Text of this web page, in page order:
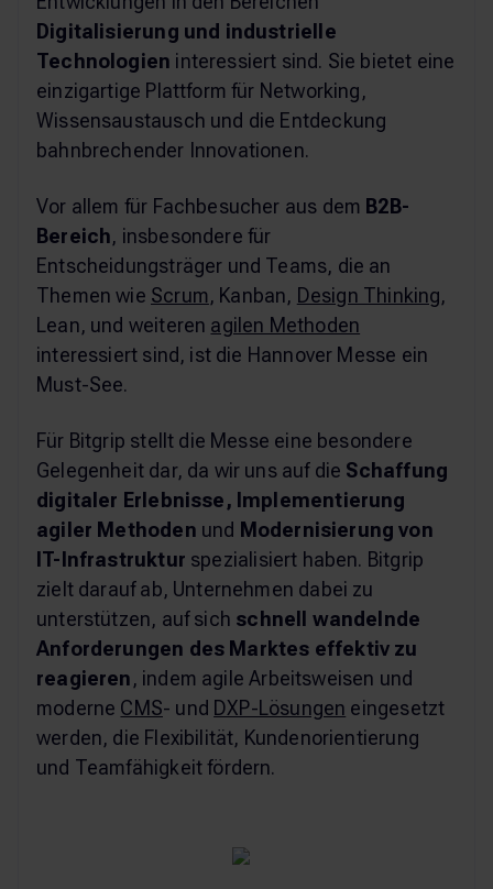
Digitalisierung und industrielle
Technologien interessiert sind. Sie bietet eine
einzigartige Plattform für Networking,
Wissensaustausch und die Entdeckung
bahnbrechender Innovationen.
Vor allem für Fachbesucher aus dem B2B-
Bereich, insbesondere für
Entscheidungsträger und Teams, die an
Themen wie Scrum, Kanban, Design Thinking,
Lean, und weiteren agilen Methoden
interessiert sind, ist die Hannover Messe ein
Must-See.
Für Bitgrip stellt die Messe eine besondere
Gelegenheit dar, da wir uns auf die Schaffung
digitaler Erlebnisse, Implementierung
agiler Methoden und Modernisierung von
IT-Infrastruktur spezialisiert haben. Bitgrip
zielt darauf ab, Unternehmen dabei zu
unterstützen, auf sich schnell wandelnde
Anforderungen des Marktes effektiv zu
reagieren, indem agile Arbeitsweisen und
moderne CMS- und DXP-Lösungen eingesetzt
werden, die Flexibilität, Kundenorientierung
und Teamfähigkeit fördern.